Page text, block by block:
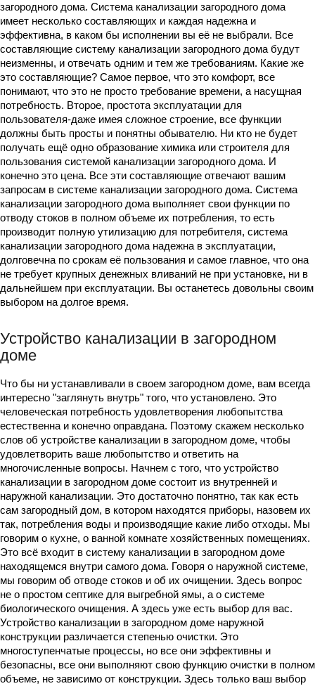
загородного дома. Система канализации загородного дома
имеет несколько составляющих и каждая надежна и
эффективна, в каком бы исполнении вы её не выбрали. Все
составляющие систему канализации загородного дома будут
неизменны, и отвечать одним и тем же требованиям. Какие же
это составляющие? Самое первое, что это комфорт, все
понимают, что это не просто требование времени, а насущная
потребность. Второе, простота эксплуатации для
пользователя-даже имея сложное строение, все функции
должны быть просты и понятны обывателю. Ни кто не будет
получать ещё одно образование химика или строителя для
пользования системой канализации загородного дома. И
конечно это цена. Все эти составляющие отвечают вашим
запросам в системе канализации загородного дома. Система
канализации загородного дома выполняет свои функции по
отводу стоков в полном объеме их потребления, то есть
производит полную утилизацию для потребителя, система
канализации загородного дома надежна в эксплуатации,
долговечна по срокам её пользования и самое главное, что она
не требует крупных денежных вливаний не при установке, ни в
дальнейшем при експлуатации. Вы останетесь довольны своим
выбором на долгое время.
Устройство канализации в загородном
доме
Что бы ни устанавливали в своем загородном доме, вам всегда
интересно "заглянуть внутрь" того, что установлено. Это
человеческая потребность удовлетворения любопытства
естественна и конечно оправдана. Поэтому скажем несколько
слов об устройстве канализации в загородном доме, чтобы
удовлетворить ваше любопытство и ответить на
многочисленные вопросы. Начнем с того, что устройство
канализации в загородном доме состоит из внутренней и
наружной канализации. Это достаточно понятно, так как есть
сам загородный дом, в котором находятся приборы, назовем их
так, потребления воды и производящие какие либо отходы. Мы
говорим о кухне, о ванной комнате хозяйственных помещениях.
Это всё входит в систему канализации в загородном доме
находящемся внутри самого дома. Говоря о наружной системе,
мы говорим об отводе стоков и об их очищении. Здесь вопрос
не о простом септике для выгребной ямы, а о системе
биологического очищения. А здесь уже есть выбор для вас.
Устройство канализации в загородном доме наружной
конструкции различается степенью очистки. Это
многоступенчатые процессы, но все они эффективны и
безопасны, все они выполняют свою функцию очистки в полном
объеме, не зависимо от конструкции. Здесь только ваш выбор